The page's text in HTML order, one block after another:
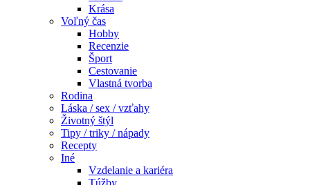
Krása
Voľný čas
Hobby
Recenzie
Šport
Cestovanie
Vlastná tvorba
Rodina
Láska / sex / vzťahy
Životný štýl
Tipy / triky / nápady
Recepty
Iné
Vzdelanie a kariéra
Túžby